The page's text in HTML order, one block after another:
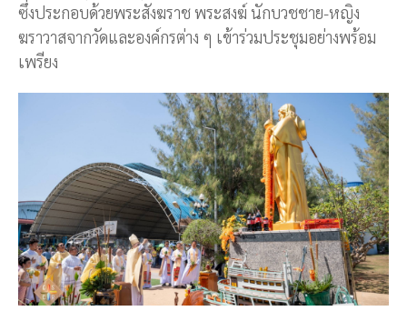
ซึ่งประกอบด้วยพระสังฆราช พระสงฆ์ นักบวชชาย-หญิง
ฆราวาสจากวัดและองค์กรต่าง ๆ เข้าร่วมประชุมอย่างพร้อม
เพรียง